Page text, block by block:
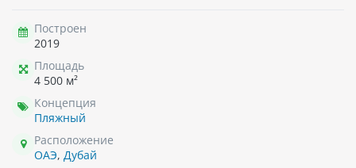
Построен
2019
Площадь
4 500 м²
Концепция
Пляжный
Расположение
ОАЭ, Дубай